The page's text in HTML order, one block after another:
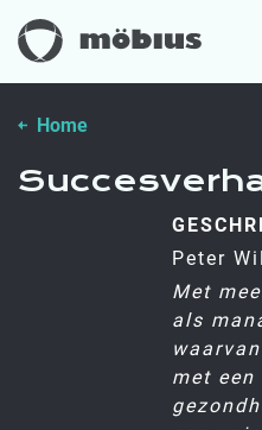
Home
Peter
Met
als
met